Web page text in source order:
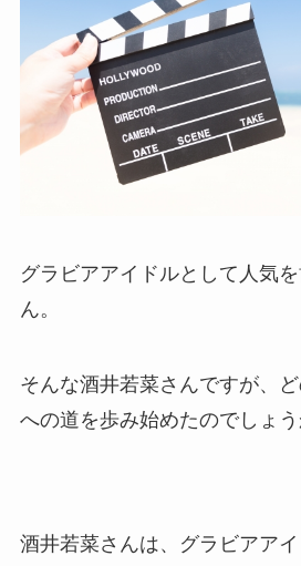
グラビアアイドルとして人気
ん。
そんな酒井若菜さんですが、
への道を歩み始めたのでしょう
酒井若菜さんは、グラビアア